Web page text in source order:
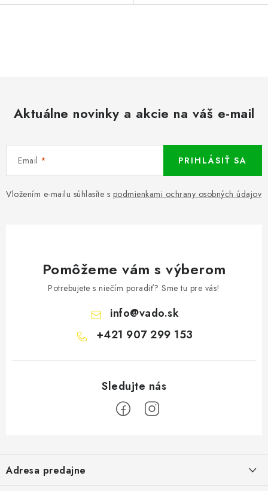
i
p
r
Aktuálne novinky a akcie na váš e-mail
Email
Vložením e-mailu súhlasíte s podmienkami ochrany osobných údajov
PRIHLÁSIŤ SA
Pomôžeme vám s výberom
Potrebujete s niečím poradiť? Sme tu pre vás!
info@vado.sk
+421 907 299 153
pAdresa predajne